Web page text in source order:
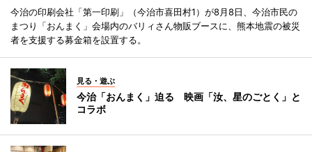
今治の印刷会社「第一印刷」（今治市喜田村1）が8月8日、今治市民の
まつり「おんまく」会場内のバリィさん物販ブースに、熊本地震の被災
者を支援する募金箱を設置する。
見る・遊ぶ
今治「おんまく」迫る 映画「汝、星のごとく」と
コラボ